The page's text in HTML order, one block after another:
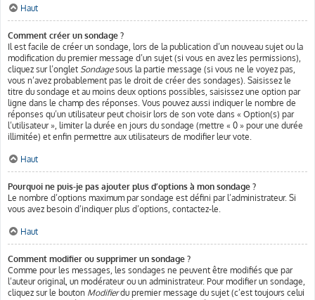
Haut
Comment créer un sondage ?
Il est facile de créer un sondage, lors de la publication d’un nouveau sujet ou la
modification du premier message d’un sujet (si vous en avez les permissions),
cliquez sur l’onglet Sondagesous la partie message (si vous ne le voyez pas,
vous n’avez probablement pas le droit de créer des sondages). Saisissez le
titre du sondage et au moins deux options possibles, saisissez une option par
ligne dans le champ des réponses. Vous pouvez aussi indiquer le nombre de
réponses qu’un utilisateur peut choisir lors de son vote dans « Option(s) par
l’utilisateur », limiter la durée en jours du sondage (mettre « 0 » pour une durée
illimitée) et enfin permettre aux utilisateurs de modifier leur vote.
Haut
Pourquoi ne puis-je pas ajouter plus d’options à mon sondage ?
Le nombre d’options maximum par sondage est défini par l’administrateur. Si
vous avez besoin d’indiquer plus d’options, contactez-le.
Haut
Comment modifier ou supprimer un sondage ?
Comme pour les messages, les sondages ne peuvent être modifiés que par
l’auteur original, un modérateur ou un administrateur. Pour modifier un sondage,
cliquez sur le bouton Modifierdu premier message du sujet (c’est toujours celui